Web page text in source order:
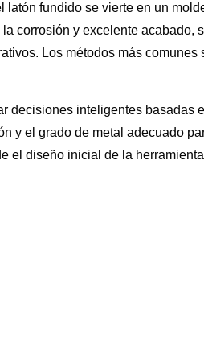
fundido se vierte en un
corrosión y excelente acabado,
Los métodos más comunes
decisiones inteligentes basadas
y el grado de metal adecuado
el diseño inicial de la